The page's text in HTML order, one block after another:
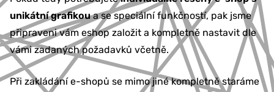
unikátní grafikoua se speciální funkčností, pak jsme
připraveni vám eshop založit a kompletně nastavit dle
vámi zadaných požadavků včetně.
Při zakládání e-shopů se mimo jiné kompletně staráme